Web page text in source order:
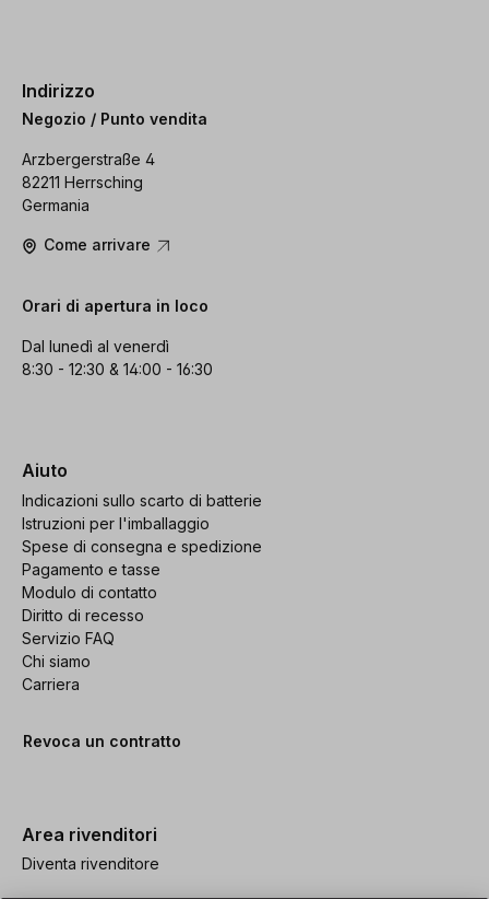
Indirizzo
Negozio / Punto vendita
Arzbergerstraße 4
82211 Herrsching
Germania
Come arrivare
Orari di apertura in loco
Dal lunedì al venerdì
8:30 - 12:30 & 14:00 - 16:30
Aiuto
Indicazioni sullo scarto di batterie
Istruzioni per l'imballaggio
Spese di consegna e spedizione
Pagamento e tasse
Modulo di contatto
Diritto di recesso
Servizio FAQ
Chi siamo
Carriera
Revoca un contratto
Area rivenditori
Diventa rivenditore